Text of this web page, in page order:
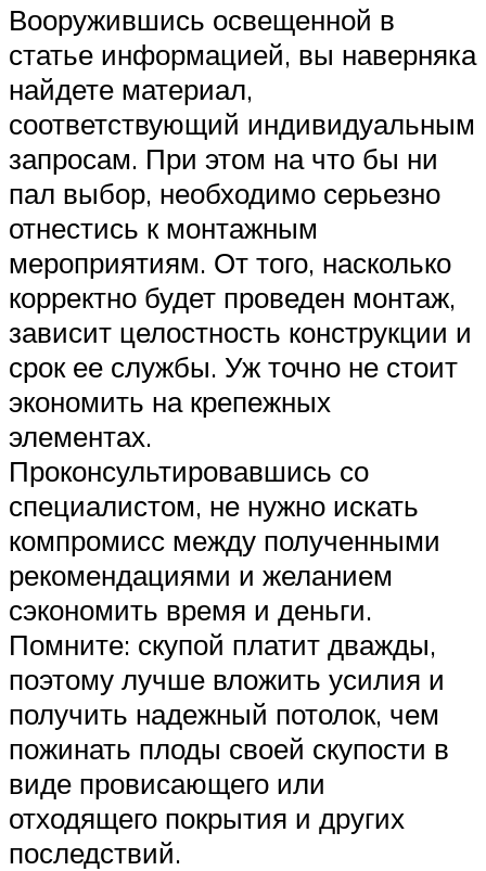
Вооружившись освещенной в
статье информацией, вы наверняка
найдете материал,
соответствующий индивидуальным
запросам. При этом на что бы ни
пал выбор, необходимо серьезно
отнестись к монтажным
мероприятиям. От того, насколько
корректно будет проведен монтаж,
зависит целостность конструкции и
срок ее службы. Уж точно не стоит
экономить на крепежных
элементах.
Проконсультировавшись со
специалистом, не нужно искать
компромисс между полученными
рекомендациями и желанием
сэкономить время и деньги.
Помните: скупой платит дважды,
поэтому лучше вложить усилия и
получить надежный потолок, чем
пожинать плоды своей скупости в
виде провисающего или
отходящего покрытия и других
последствий.